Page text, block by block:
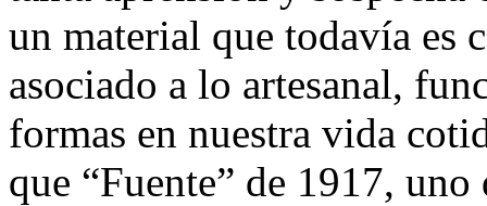
un material que todavía es
asociado a lo artesanal,
formas en nuestra vida
que “Fuente” de 1917,